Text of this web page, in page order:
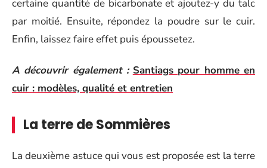
certaine quantité de bicarbonate et ajoutez-y du talc
par moitié. Ensuite, répondez la poudre sur le cuir.
Enfin, laissez faire effet puis époussetez.
A découvrir également : Santiags pour homme en
cuir : modèles, qualité et entretien
La terre de Sommières
La deuxième astuce qui vous est proposée est la terre